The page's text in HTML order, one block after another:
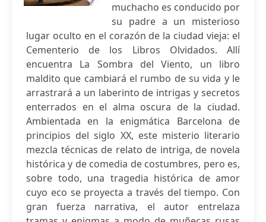
muchacho es conducido por
su padre a un misterioso
lugar oculto en el corazón de la ciudad vieja: el
Cementerio de los Libros Olvidados. Allí
encuentra La Sombra del Viento, un libro
maldito que cambiará el rumbo de su vida y le
arrastrará a un laberinto de intrigas y secretos
enterrados en el alma oscura de la ciudad.
Ambientada en la enigmática Barcelona de
principios del siglo XX, este misterio literario
mezcla técnicas de relato de intriga, de novela
histórica y de comedia de costumbres, pero es,
sobre todo, una tragedia histórica de amor
cuyo eco se proyecta a través del tiempo. Con
gran fuerza narrativa, el autor entrelaza